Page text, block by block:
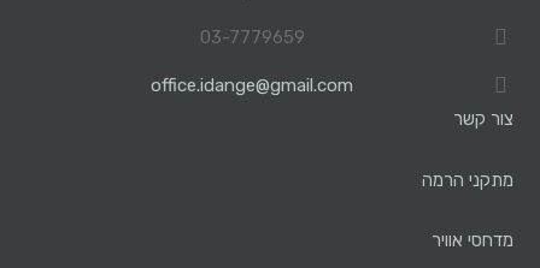
03-7779659
office.idange@gmail.com
צור קשר
מתקני הרמה
מדחסי אוויר